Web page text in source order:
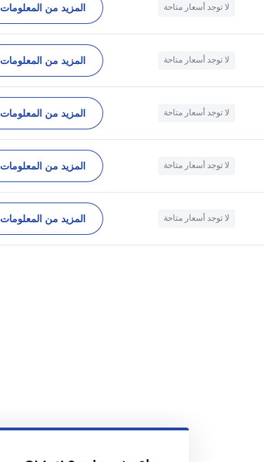
لا توجد أسعار متاحة المزيد من المعلومات
لا توجد أسعار متاحة المزيد من المعلومات
لا توجد أسعار متاحة المزيد من المعلومات
لا توجد أسعار متاحة المزيد من المعلومات
لا توجد أسعار متاحة المزيد من المعلومات